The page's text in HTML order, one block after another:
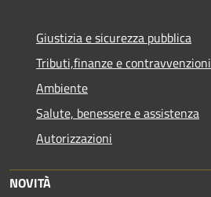
Giustizia e sicurezza pubblica
Tributi,finanze e contravvenzioni
Ambiente
Salute, benessere e assistenza
Autorizzazioni
NOVITÀ